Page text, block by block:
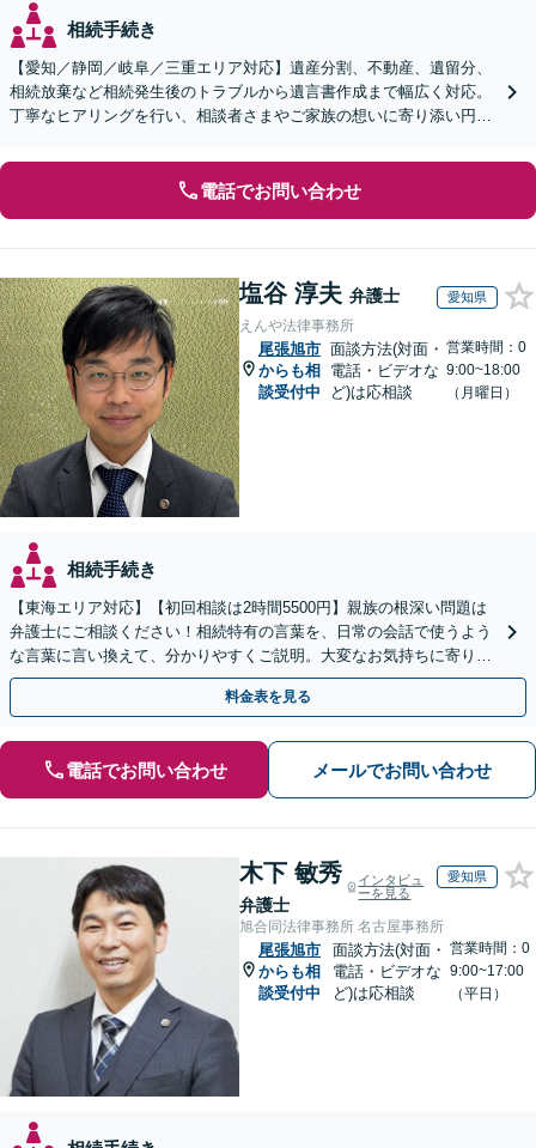
相続手続き
【愛知／静岡／岐阜／三重エリア対応】遺産分割、不動産、遺留分、
相続放棄など相続発生後のトラブルから遺言書作成まで幅広く対応。
丁寧なヒアリングを行い、相談者さまやご家族の想いに寄り添い円滑
電話でお問い合わせ
塩谷 淳夫 弁護士 愛知県
えんや法律事務所
尾張旭市
からも相
談受付中
面談方法(対面・
電話・ビデオな
ど)は応相談
営業時間：0
9:00~18:00
（月曜日）
相続手続き
【東海エリア対応】【初回相談は2時間5500円】親族の根深い問題は
弁護士にご相談ください！相続特有の言葉を、日常の会話で使うよう
な言葉に言い換えて、分かりやすくご説明。大変なお気持ちに寄り添
い、納得できる解決を目指します
料金表を見る
電話でお問い合わせ メールでお問い合わせ
木下 敏秀
弁護士
インタビュ
ーを見る
愛知県
旭合同法律事務所 名古屋事務所
尾張旭市
からも相
談受付中
面談方法(対面・
電話・ビデオな
ど)は応相談
営業時間：0
9:00~17:00
（平日）